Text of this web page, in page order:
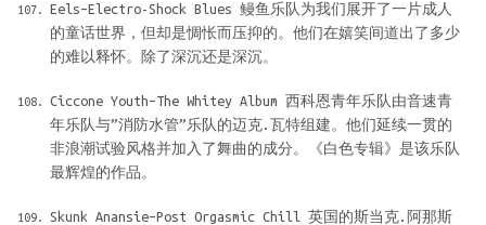
Eels–Electro-Shock Blues 鳗鱼乐队为我们展开了一片成人
的童话世界，但却是惆怅而压抑的。他们在嬉笑间道出了多少
的难以释怀。除了深沉还是深沉。
Ciccone Youth–The Whitey Album 西科恩青年乐队由音速青
年乐队与”消防水管”乐队的迈克.瓦特组建。他们延续一贯的
非浪潮试验风格并加入了舞曲的成分。《白色专辑》是该乐队
最辉煌的作品。
Skunk Anansie–Post Orgasmic Chill 英国的斯当克.阿那斯